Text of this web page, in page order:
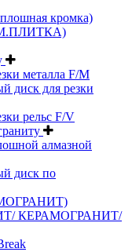
кромка)
металла F/M
диск для резки
рельс F/V
алмазной
диск по
КЕРАМОГРАНИТ/